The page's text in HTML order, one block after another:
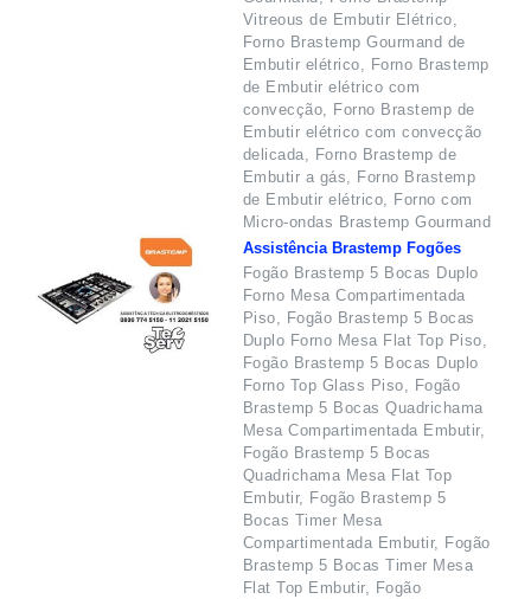
Vitreous de Embutir Elétrico,
Forno Brastemp Gourmand de
Embutir elétrico, Forno Brastemp
de Embutir elétrico com
convecção, Forno Brastemp de
Embutir elétrico com convecção
delicada, Forno Brastemp de
Embutir a gás, Forno Brastemp
de Embutir elétrico, Forno com
Micro-ondas Brastemp Gourmand
Assistência Brastemp Fogões
Fogão Brastemp 5 Bocas Duplo
Forno Mesa Compartimentada
Piso, Fogão Brastemp 5 Bocas
Duplo Forno Mesa Flat Top Piso,
Fogão Brastemp 5 Bocas Duplo
Forno Top Glass Piso, Fogão
Brastemp 5 Bocas Quadrichama
Mesa Compartimentada Embutir,
Fogão Brastemp 5 Bocas
Quadrichama Mesa Flat Top
Embutir, Fogão Brastemp 5
Bocas Timer Mesa
Compartimentada Embutir, Fogão
Brastemp 5 Bocas Timer Mesa
Flat Top Embutir, Fogão